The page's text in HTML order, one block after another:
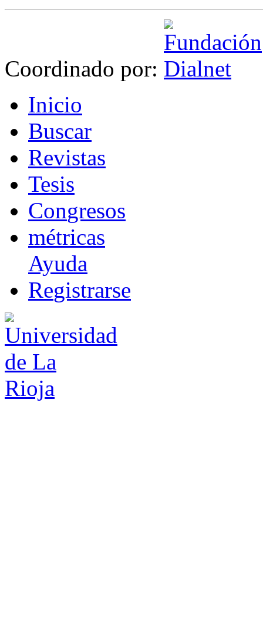
Coordinado por:
Inicio
Buscar
Revistas
Tesis
Congresos
métricas
Ayuda
Registrarse